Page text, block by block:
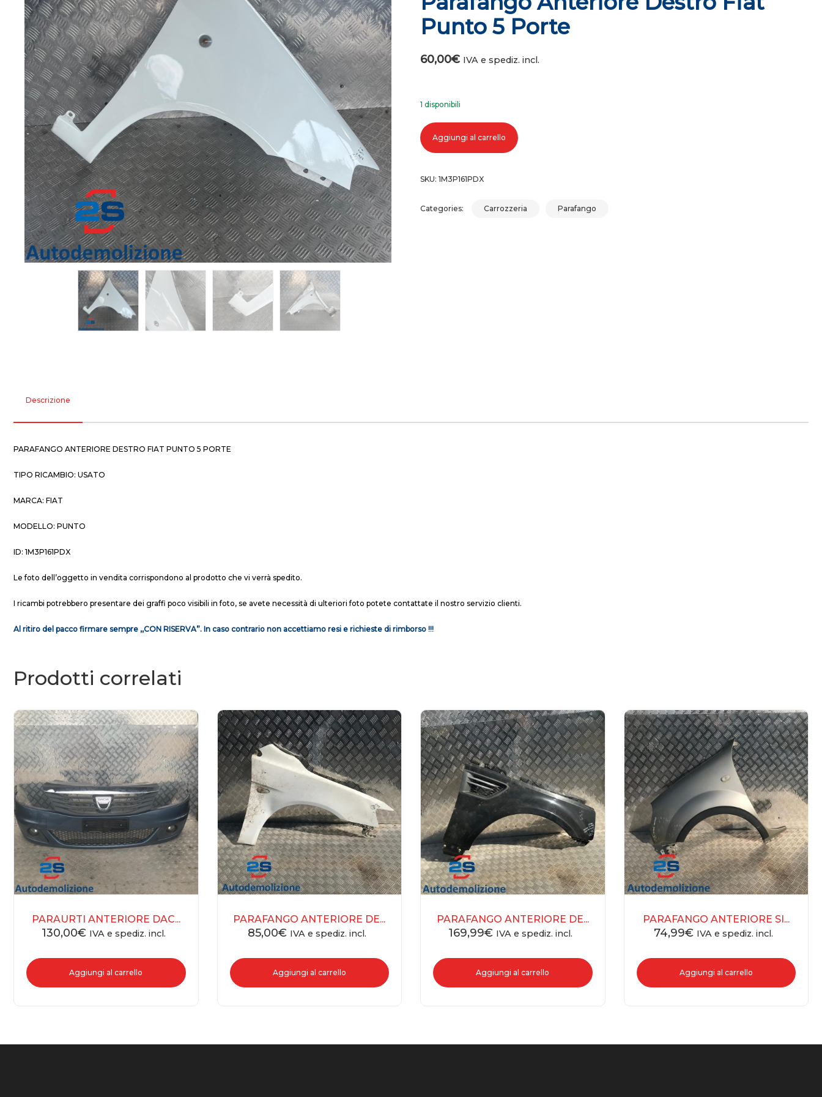
Punto 5 Porte
60,00€ IVA e spediz. incl.
1 disponibili
Parafango anteriore destro fiat punto 5 porte quantità
Aggiungi al carrello
SKU: 1M3P161PDX
Categories: Carrozzeria Parafango
Descrizione
PARAFANGO ANTERIORE DESTRO FIAT PUNTO 5 PORTE
TIPO RICAMBIO: USATO
MARCA: FIAT
MODELLO: PUNTO
ID: 1M3P161PDX
Le foto dell’oggetto in vendita corrispondono al prodotto che vi verrà spedito.
I ricambi potrebbero presentare dei graffi poco visibili in foto, se avete necessità di ulteriori foto potete contattate il nostro servizio clienti.
Al ritiro del pacco firmare sempre ,,CON RISERVA”. In caso contrario non accettiamo resi e richieste di rimborso !!!
Prodotti correlati
PARAURTI ANTERIORE DAC...
130,00€ IVA e spediz. incl.
Aggiungi al carrello
PARAFANGO ANTERIORE DE...
85,00€ IVA e spediz. incl.
Aggiungi al carrello
PARAFANGO ANTERIORE DE...
169,99€ IVA e spediz. incl.
Aggiungi al carrello
PARAFANGO ANTERIORE SI...
74,99€ IVA e spediz. incl.
Aggiungi al carrello